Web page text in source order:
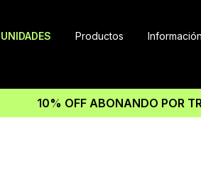
Productos Información
10% OFF ABONANDO POR